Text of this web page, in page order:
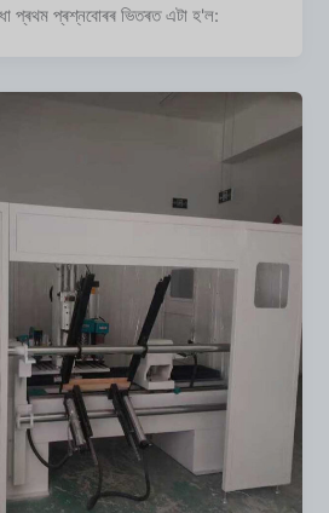
প্ৰথম প্ৰশ্নবোৰৰ ভিতৰত এটা হ'ল: